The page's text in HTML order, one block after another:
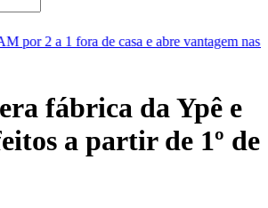
e abre vantagem nas quartas
Cine
fábrica da Ypê e
a partir de 1º de